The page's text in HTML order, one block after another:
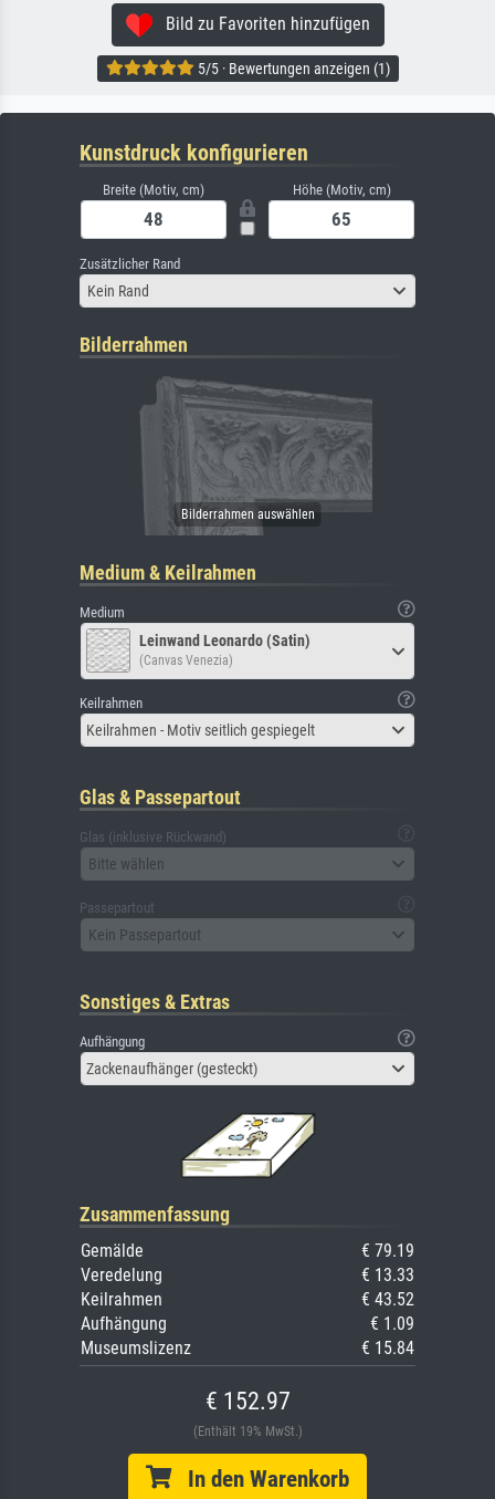
Bild zu Favoriten hinzufügen
5/5 · Bewertungen anzeigen (1)
Kunstdruck konfigurieren
Breite (Motiv, cm) Höhe (Motiv, cm)
Zusätzlicher Rand
Kein Rand
Bilderrahmen
Medium & Keilrahmen
Medium
Leinwand Leonardo (Satin)
(Canvas Venezia)
Keilrahmen
Keilrahmen - Motiv seitlich gespiegelt
Glas & Passepartout
Glas (inklusive Rückwand)
Bitte wählen
Passepartout
Kein Passepartout
Sonstiges & Extras
Aufhängung
Zackenaufhänger (gesteckt)
Zusammenfassung
Gemälde
€ 79.19
Veredelung
€ 13.33
Keilrahmen
€ 43.52
Aufhängung
€ 1.09
Museumslizenz
€ 15.84
€ 152.97
(Enthält 19% MwSt.)
In den Warenkorb